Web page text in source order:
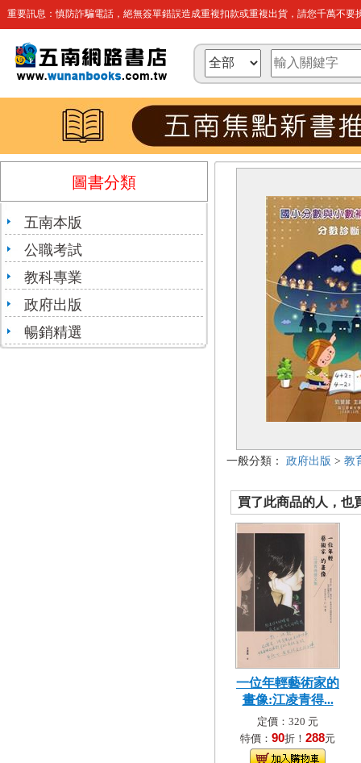
重要訊息：慎防詐騙電話，絕無簽單錯誤造成重複扣款或重複出貨，請您千萬不要
圖書分類
五南本版
公職考試
教科專業
政府出版
暢銷精選
一般分類： 政府出版 > 教
買了此商品的人，也
一位年輕藝術家的
畫像:江凌青得...
定價：320 元
特價： 90折！ 288元